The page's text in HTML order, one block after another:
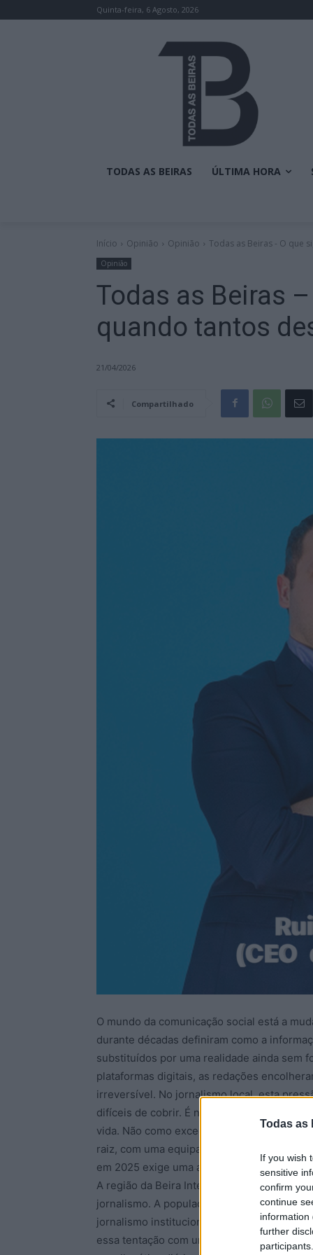
Todas as
If you wish
sensitive
confirm
continue
information
further
Quinta-feira, 6 Agosto, 2026
TODAS AS BEIRAS ÚLTIMA HORA
Início Opinião Opinião Todas as Beiras - O que
Opinião
Todas as Beiras
quando tantos
21/04/2026
Compartilhado
O mundo da comunicação social está a
durante décadas definiram como a
substituídos por uma realidade ainda sem
plataformas digitais, as redações
irreversível. No jornalismo local, esta
difíceis de cobrir. É neste contexto que o
vida. Não como exceção a estes
raiz, com uma equipa credível, o portal
em 2025 exige uma arquitetura diferente
A região da Beira Interior, com a Guarda
jornalismo. A população está dispersa, o
jornalismo institucional, isto é, noticiar
essa tentação com uma estrutura mínima